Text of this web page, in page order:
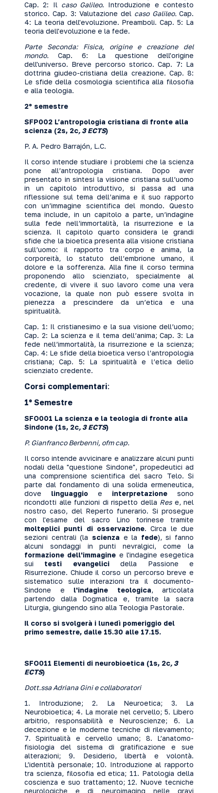
Cap. 2: Il caso Galileo. Introduzione e contesto
storico. Cap. 3: Valutazione del caso Galileo.Cap.
4: La teoria dell'evoluzione. Preamboli. Cap. 5: La
teoria dell'evoluzione e la fede.
Parte Seconda: Fisica, origine e creazione del
mondo. Cap. 6: La questione dell'origine
dell'universo. Breve percorso storico. Cap. 7: La
dottrina giudeo-cristiana della creazione. Cap. 8:
Le sfide della cosmologia scientifica alla filosofia
e alla teologia.
2º semestre
SFP002 L’antropologia cristiana di fronte alla
scienza (2s, 2c, 3 ECTS)
P. A. Pedro Barrajón, L.C.
Il corso intende studiare i problemi che la scienza
pone all’antropologia cristiana. Dopo aver
presentato in sintesi la visione cristiana sull’uomo
in un capitolo introduttivo, si passa ad una
riflessione sul tema dell’anima e il suo rapporto
con un’immagine scientifica del mondo. Questo
tema include, in un capitolo a parte, un’indagine
sulla fede nell’immortalità, la risurrezione e la
scienza. Il capitolo quarto considera le grandi
sfide che la bioetica presenta alla visione cristiana
sull’uomo: il rapporto tra corpo e anima, la
corporeità, lo statuto dell’embrione umano, il
dolore e la sofferenza. Alla fine il corso termina
proponendo allo scienziato, specialmente al
credente, di vivere il suo lavoro come una vera
vocazione, la quale non può essere svolta in
pienezza a prescindere da un’etica e una
spiritualità.
Cap. 1: Il cristianesimo e la sua visione dell’uomo;
Cap. 2: La scienza e il tema dell’anima; Cap. 3: La
fede nell’immortalità, la risurrezione e la scienza;
Cap. 4: Le sfide della bioetica verso l’antropologia
cristiana; Cap. 5: La spiritualità e l’etica dello
scienziato credente.
Corsi complementari:
1º Semestre
SFO001 La scienza e la teologia di fronte alla
Sindone (1s, 2c, 3 ECTS)
P. Gianfranco Berbenni, ofm cap.
Il corso intende avvicinare e analizzare alcuni punti
nodali della "questione Sindone", propedeutici ad
una comprensione scientifica del sacro Telo. Si
parte dal fondamento di una solida ermeneutica,
dove linguaggio e interpretazione sono
ricondotti alle funzioni di rispetto della Rese, nel
nostro caso, del Reperto funerario. Si prosegue
con l'esame del sacro Lino torinese tramite
molteplici punti di osservazione. Circa le due
sezioni centrali (la scienza e la fede), si fanno
alcuni sondaggi in punti nevralgici, come la
formazione dell'immagine e l'indagine esegetica
sui testi evangelicidella Passione e
Risurrezione. Chiude il corso un percorso breve e
sistematico sulle interazioni tra il documento-
Sindone e l'indagine teologica, articolata
partendo dalla Dogmatica e, tramite la sacra
Liturgia, giungendo sino alla Teologia Pastorale.
Il corso si svolgerà i lunedì pomeriggio del
primo semestre, dalle 15.30 alle 17.15.
SFO011 Elementi di neurobioetica (1s, 2c, 3
ECTS)
Dott.ssa Adriana Gini e collaboratori
1. Introduzione; 2. La Neuroetica; 3. La
Neurobioetica; 4. La morale nel cervello; 5. Libero
arbitrio, responsabilità e Neuroscienze; 6. La
decezione e le moderne tecniche di rilevamento;
7. Spiritualità e cervello umano; 8. L’anatomo-
fisiologia del sistema di gratificazione e sue
alterazioni; 9. Desiderio, libertà e volontà.
L’identità personale; 10. Introduzione al rapporto
tra scienza, filosofia ed etica; 11. Patologia della
coscienza e suo trattamento; 12. Nuove tecniche
neurologiche e di neuroimaging nelle gravi